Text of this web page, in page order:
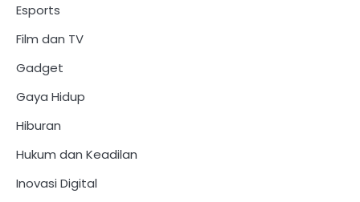
Esports
Film dan TV
Gadget
Gaya Hidup
Hiburan
Hukum dan Keadilan
Inovasi Digital